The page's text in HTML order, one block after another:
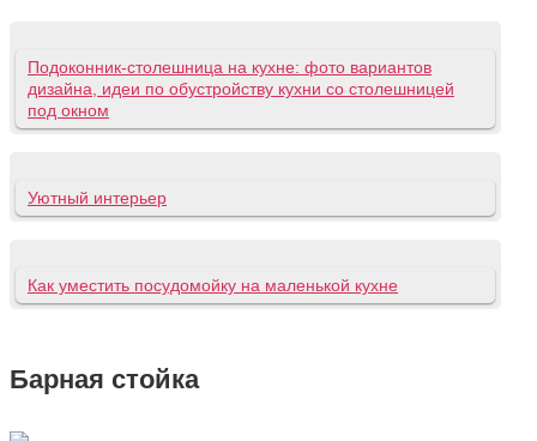
Подоконник-столешница на кухне: фото вариантов
дизайна, идеи по обустройству кухни со столешницей
под окном
Уютный интерьер
Как уместить посудомойку на маленькой кухне
Барная стойка